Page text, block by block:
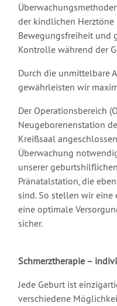
der kindlichen Herztöne
Bewegungsfreiheit und
Kontrolle während der
Durch die unmittelbare
gewährleisten wir
Der Operationsbereich
Neugeborenenstation
Kreißsaal
Überwachung
unserer
Pränatalstation, die
sind. So stellen wir eine
eine optimale
sicher.
Schmerztherapie –
Jede Geburt ist
verschiedene